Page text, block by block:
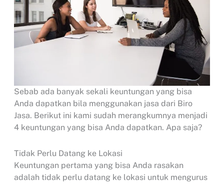
Sebab ada banyak sekali keuntungan yang bisa
Anda dapatkan bila menggunakan jasa dari Biro
Jasa. Berikut ini kami sudah merangkumnya menjadi
4 keuntungan yang bisa Anda dapatkan. Apa saja?
Tidak Perlu Datang ke Lokasi
Keuntungan pertama yang bisa Anda rasakan
adalah tidak perlu datang ke lokasi untuk mengurus